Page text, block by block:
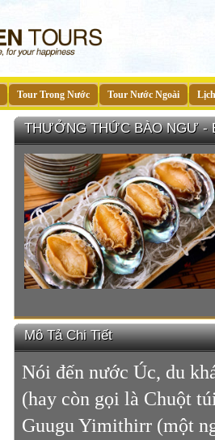
Tour Trong Nước Tour Nước Ngoài
THƯỞNG THỨC BÀO NGƯ -
Mô Tả Chi Tiết
Nói đến nước Úc, du
(hay còn gọi là Chuột
Guugu Yimithirr (một